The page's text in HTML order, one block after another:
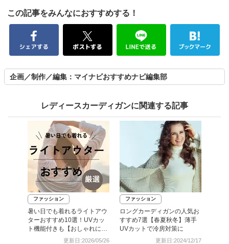
この記事をみんなにおすすめする！
企画／制作／編集：マイナビおすすめナビ編集部
レディースカーディガンに関連する記事
ファッション
暑い日でも着れるライトアウ
ターおすすめ10選！UVカッ
ト機能付きも【おしゃれに紫
更新日:2026/05/26
ファッション
ロングカーディガンの人気お
すすめ7選【春夏秋冬】薄手
UVカットで冷房対策に
更新日:2024/12/17